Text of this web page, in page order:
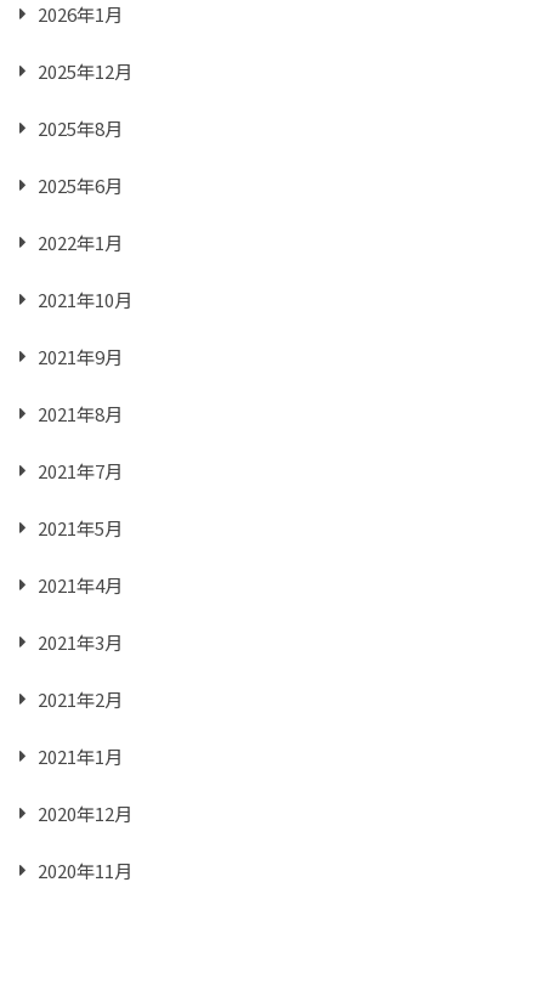
2026年1月
2025年12月
2025年8月
2025年6月
2022年1月
2021年10月
2021年9月
2021年8月
2021年7月
2021年5月
2021年4月
2021年3月
2021年2月
2021年1月
2020年12月
2020年11月